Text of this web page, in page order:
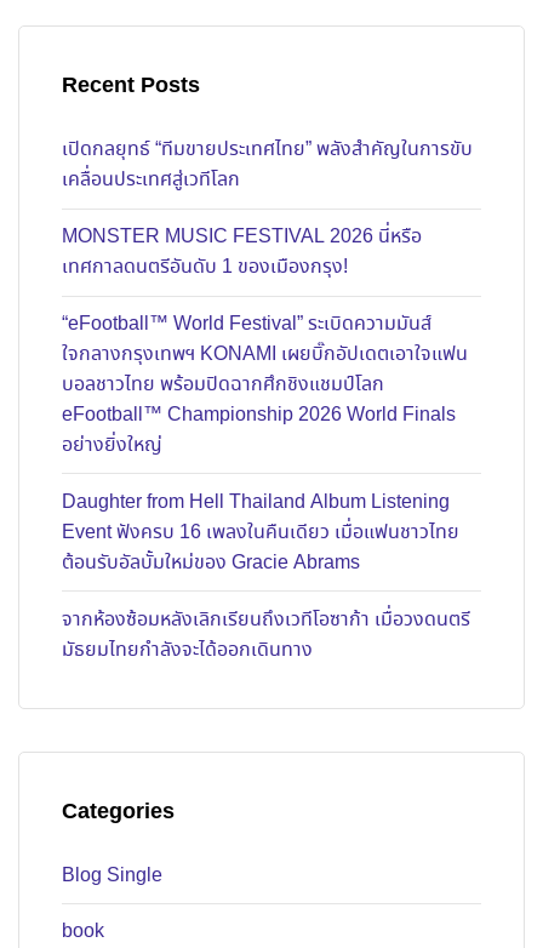
Recent Posts
เปิดกลยุทธ์ “ทีมขายประเทศไทย” พลังสำคัญในการขับ
เคลื่อนประเทศสู่เวทีโลก
MONSTER MUSIC FESTIVAL 2026 นี่หรือ
เทศกาลดนตรีอันดับ 1 ของเมืองกรุง!
“eFootball™ World Festival” ระเบิดความมันส์
ใจกลางกรุงเทพฯ KONAMI เผยบิ๊กอัปเดตเอาใจแฟน
บอลชาวไทย พร้อมปิดฉากศึกชิงแชมป์โลก
eFootball™ Championship 2026 World Finals
อย่างยิ่งใหญ่
Daughter from Hell Thailand Album Listening
Event ฟังครบ 16 เพลงในคืนเดียว เมื่อแฟนชาวไทย
ต้อนรับอัลบั้มใหม่ของ Gracie Abrams
จากห้องซ้อมหลังเลิกเรียนถึงเวทีโอซาก้า เมื่อวงดนตรี
มัธยมไทยกำลังจะได้ออกเดินทาง
Categories
Blog Single
book